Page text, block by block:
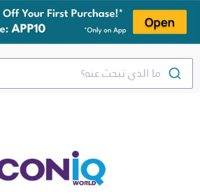
ما الذي تبحث عنه؟